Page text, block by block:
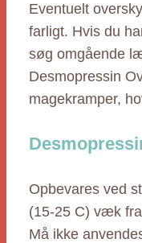
Eventuelt
farligt. Hvis du
søg omgående
Desmopressin
magekramper,
Opbevares ved
(15-25 C) væk
Må ikke